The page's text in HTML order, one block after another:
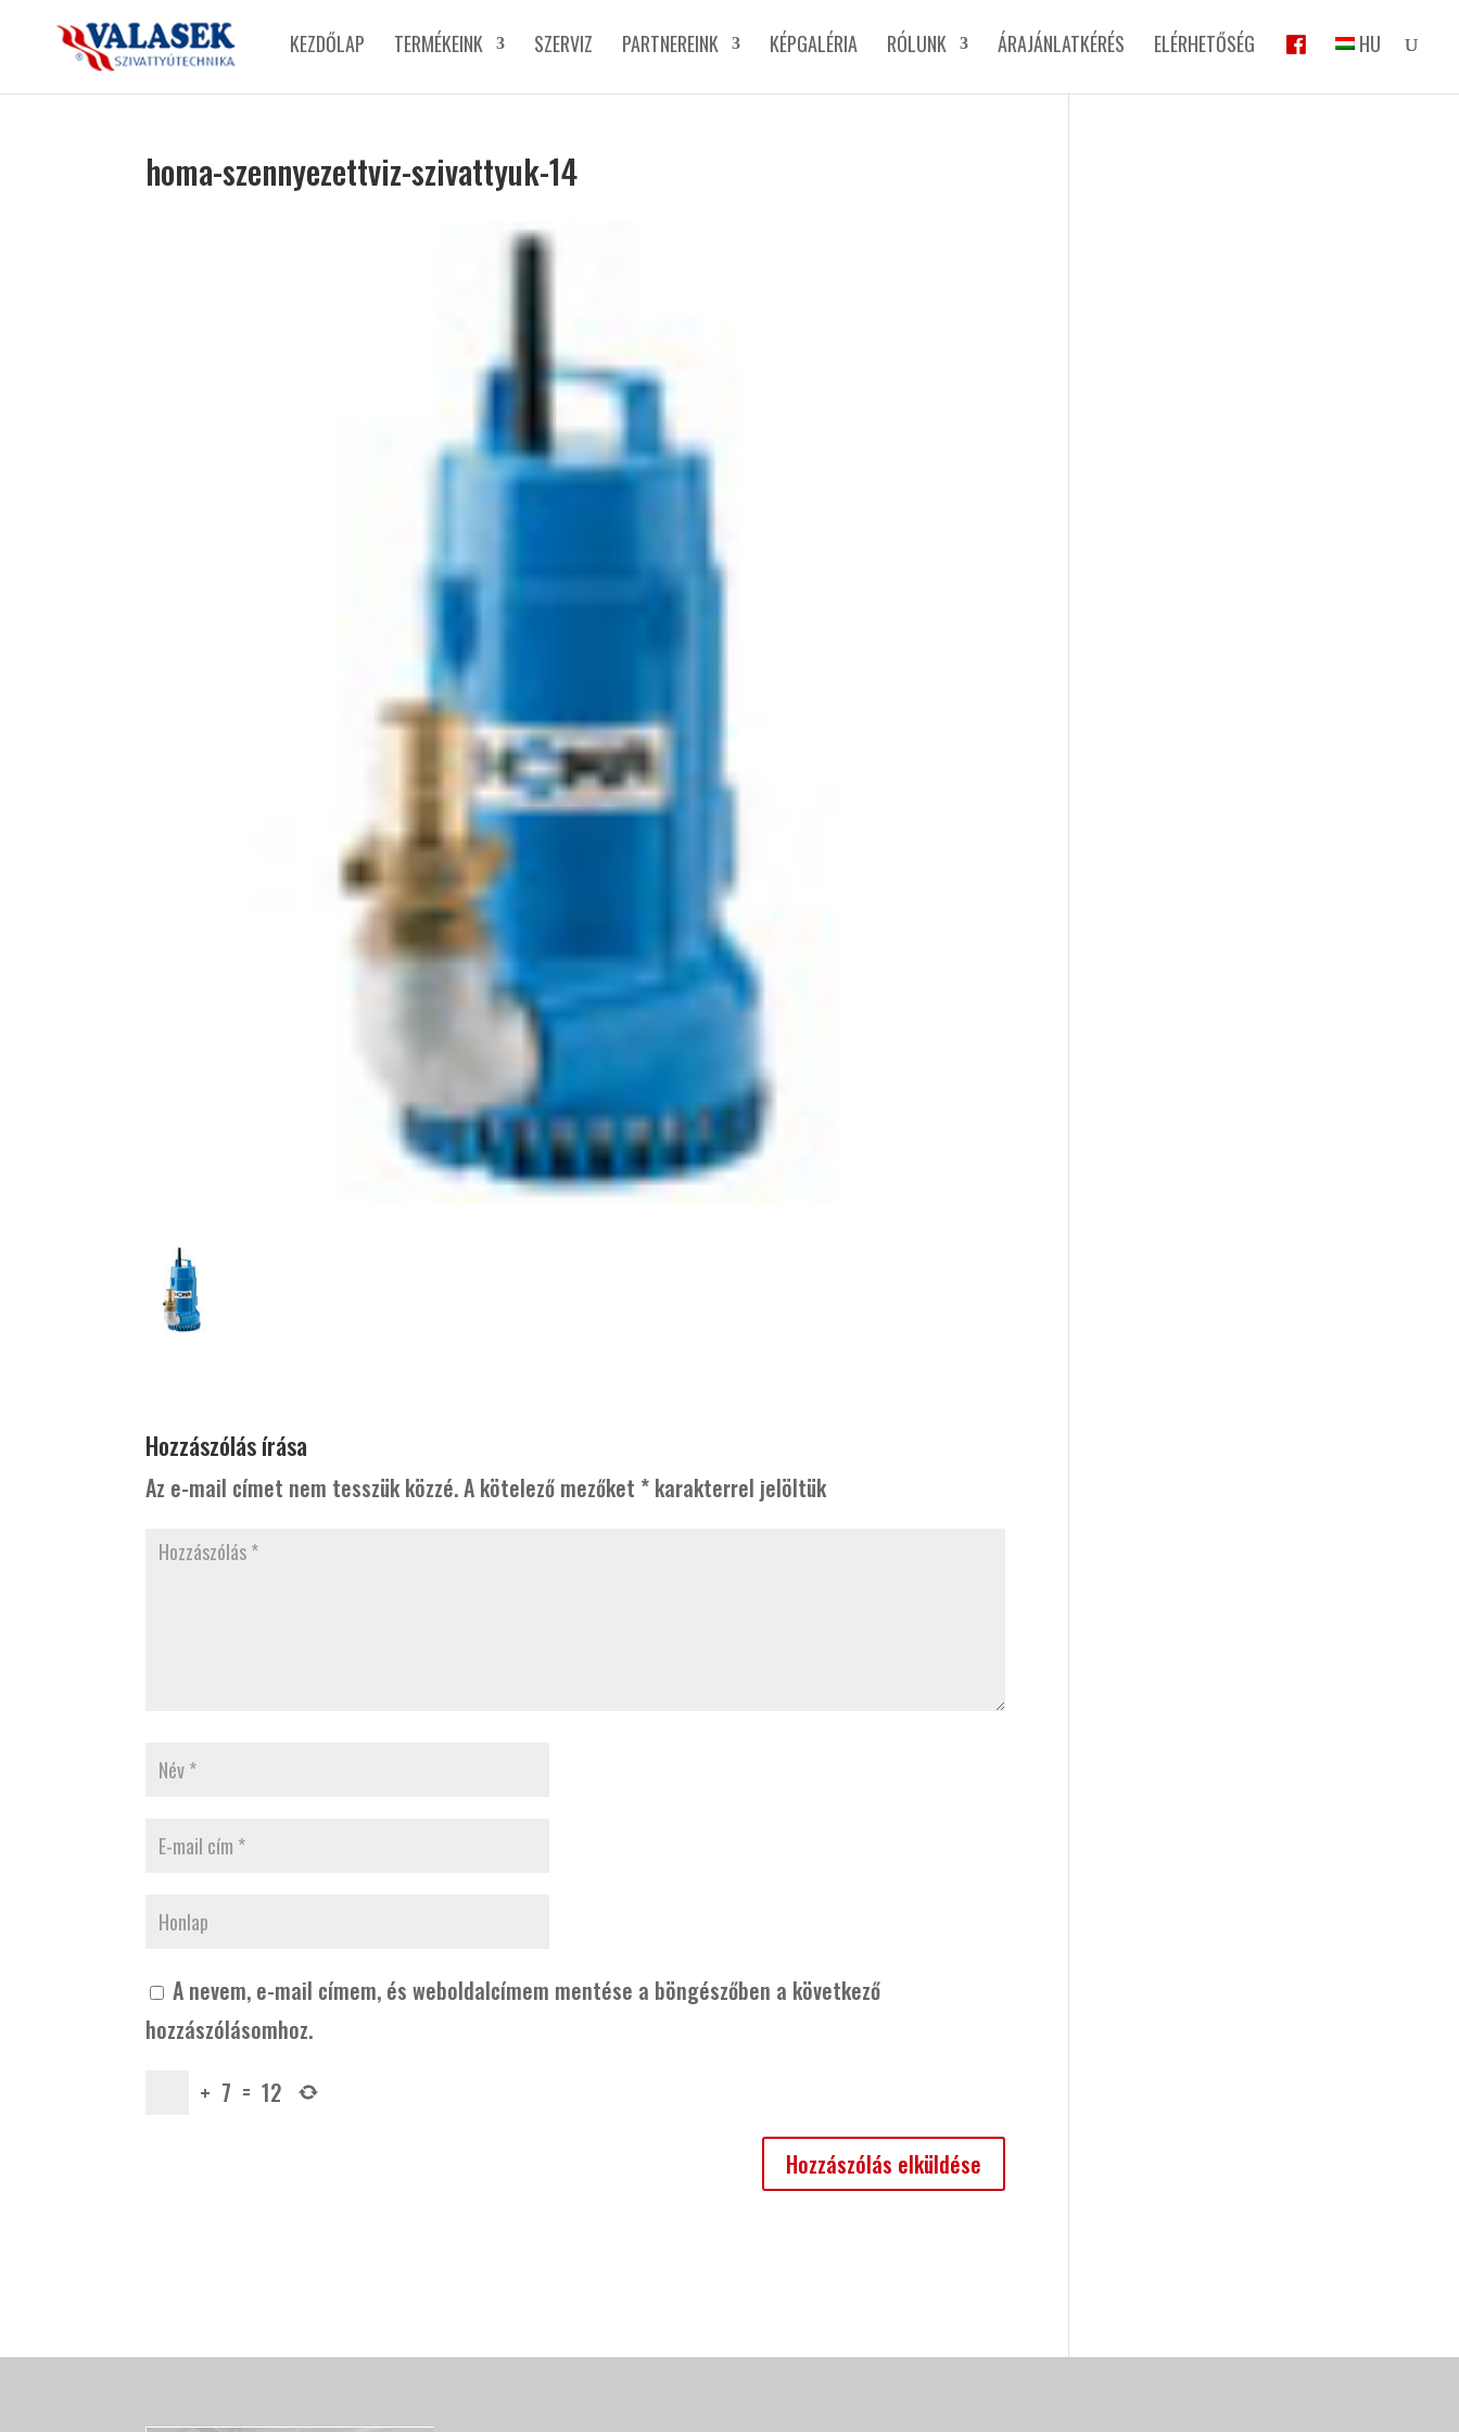
KEZDŐLAP TERMÉKEINK SZERVIZ PARTNEREINK KÉPGALÉRIA RÓLUNK ÁRAJÁNLATKÉRÉS ELÉRHETŐSÉG HU
homa-szennyezettviz-szivattyuk-14
Hozzászólás írása
Az e-mail címet nem tesszük közzé.A kötelező mezőket * karakterrel jelöltük
A nevem, e-mail címem, és weboldalcímem mentése a böngészőben a következő
hozzászólásomhoz.
+ 7 = 12